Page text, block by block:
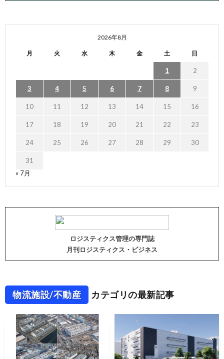
2026年8月
月 火 水 木 金 土 日
1 2
3 4 5 6 7 8 9
10 11 12 13 14 15 16
17 18 19 20 21 22 23
24 25 26 27 28 29 30
31
« 7月
ロジスティクス管理の専門誌
月刊ロジスティクス・ビジネス
物流施設/不動産 カテゴリの最新記事